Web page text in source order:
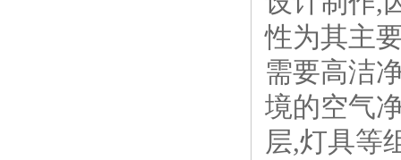
性为其主
需要高洁
境的空气
层,灯具等